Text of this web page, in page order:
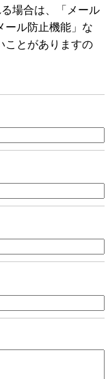
場合は、「メール
ール防止機能」な
ことがありますの